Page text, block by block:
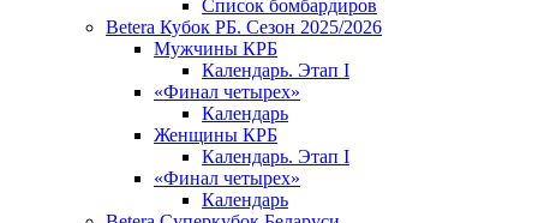
Список бомбардиров
Betera Кубок РБ. Сезон 2025/2026
Мужчины КРБ
Календарь. Этап I
«Финал четырех»
Календарь
Женщины КРБ
Календарь. Этап I
«Финал четырех»
Календарь